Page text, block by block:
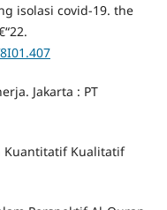
isolasi covid-19. the
Jakarta : PT
Kuantitatif Kualitatif